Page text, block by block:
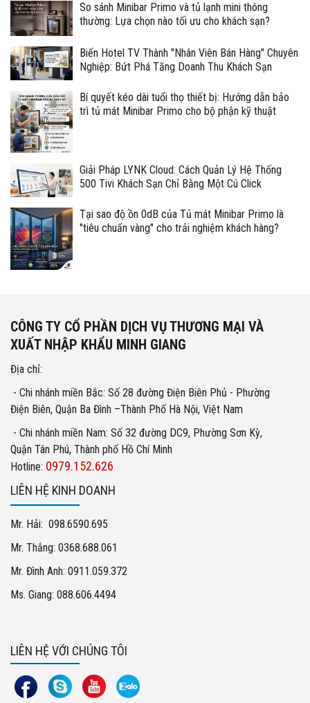
So sánh Minibar Primo và tủ lạnh mini thông
thường: Lựa chọn nào tối ưu cho khách sạn?
Biến Hotel TV Thành "Nhân Viên Bán Hàng" Chuyên
Nghiệp: Bứt Phá Tăng Doanh Thu Khách Sạn
Bí quyết kéo dài tuổi thọ thiết bị: Hướng dẫn bảo
trì tủ mát Minibar Primo cho bộ phận kỹ thuật
Giải Pháp LYNK Cloud: Cách Quản Lý Hệ Thống
500 Tivi Khách Sạn Chỉ Bằng Một Cú Click
Tại sao độ ồn 0dB của Tủ mát Minibar Primo là
"tiêu chuẩn vàng" cho trải nghiệm khách hàng?
CÔNG TY CỔ PHẦN DỊCH VỤ THƯƠNG MẠI VÀ
XUẤT NHẬP KHẨU MINH GIANG
Địa chỉ:
- Chi nhánh miền Bắc: Số 28 đường Điện Biên Phủ - Phường
Điện Biên, Quận Ba Đình –Thành Phố Hà Nội, Việt Nam
- Chi nhánh miền Nam: Số 32 đường DC9, Phường Sơn Kỳ,
Quận Tân Phú, Thành phố Hồ Chí Minh
Hotline: 0979.152.626
LIÊN HỆ KINH DOANH
Mr. Hải: 098.6590.695
Mr. Thắng: 0368.688.061
Mr. Đình Anh: 0911.059.372
Ms. Giang: 088.606.4494
LIÊN HỆ VỚI CHÚNG TÔI